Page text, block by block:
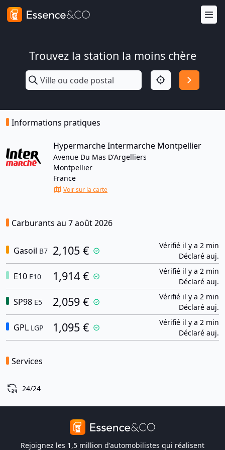
Trouvez la station la moins chère
Informations pratiques
Hypermarche Intermarche Montpellier
Avenue Du Mas D'Argelliers
Montpellier
France
Voir sur la carte
Carburants au 7 août 2026
Gasoil B7 2,105 €
Vérifié il y a 2 min
Déclaré auj.
E10 E10 1,914 €
Vérifié il y a 2 min
Déclaré auj.
SP98 E5 2,059 €
Vérifié il y a 2 min
Déclaré auj.
GPL LGP 1,095 €
Vérifié il y a 2 min
Déclaré auj.
Services
24/24
Rejoignez les 1,5 million d'automobilistes qui réalisent